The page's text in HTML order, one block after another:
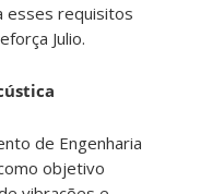
esses requisitos
Julio.
de Engenharia
objetivo